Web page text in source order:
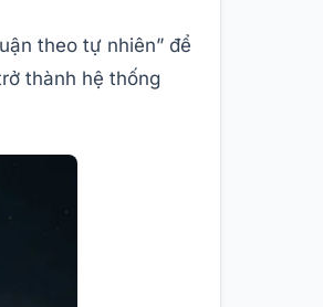
theo tự nhiên” để
thành hệ thống